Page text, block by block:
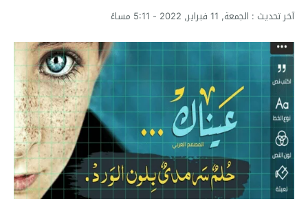
آخر تحديث : الجمعة, 11 فبراير, 2022 - 5:11 مساءً